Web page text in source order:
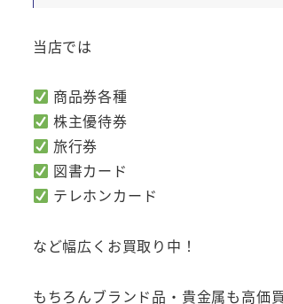
当店では
商品券各種
株主優待券
旅行券
図書カード
テレホンカード
など幅広くお買取り中！
もちろんブランド品・貴金属も高価